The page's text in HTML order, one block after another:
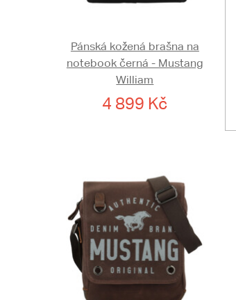
Pánská kožená brašna na
notebook černá - Mustang
William
4 899 Kč